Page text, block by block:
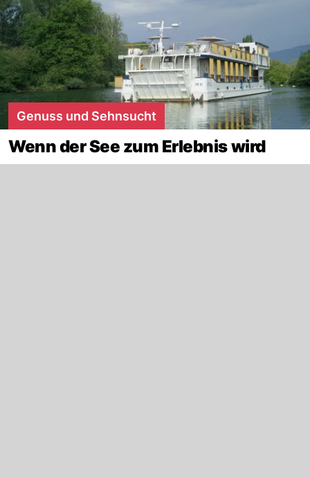
Genuss und Sehnsucht
Wenn der See zum Erlebnis wird